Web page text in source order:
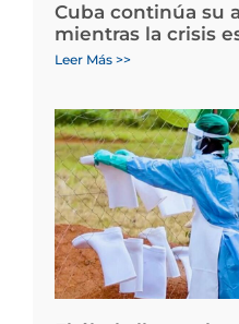
Cuba continúa su
mientras la crisis
Leer Más >>